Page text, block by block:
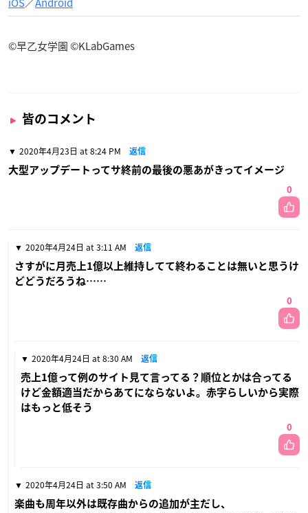
©早乙女学園 ©KLabGames
皆のコメント
2020年4月23日 at 8:24 PM 返信
大型アップデートってサ終前の最後の悪あがきってイメージ
0
2020年4月24日 at 3:11 AM 返信
さすがに月売上1億以上維持してて終わることは無いと思うけ
どどうだろうね……
0
2020年4月24日 at 8:30 AM 返信
売上1億って例のサイト見て言ってる？順位とかは合ってる
けど金額適当だからあてにならないよ。赤字らしいから実際
はもっと低そう
0
2020年4月24日 at 3:50 AM 返信
楽曲も周年以外は既存曲からの追加が主だし、